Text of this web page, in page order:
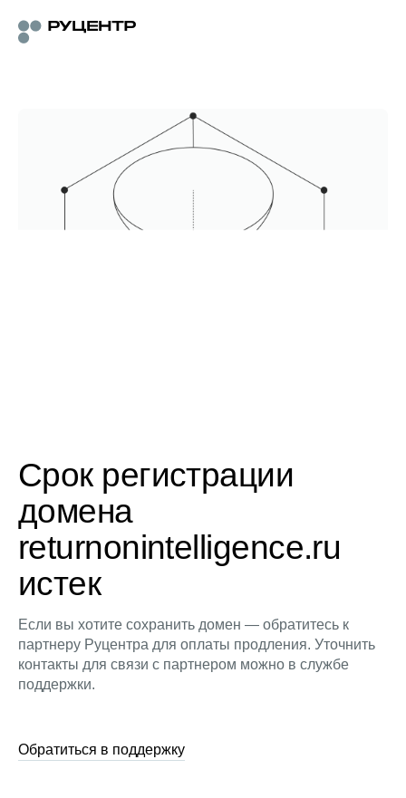
Срок регистрации
домена
returnonintelligence.ru
истек
Если вы хотите сохранить домен — обратитесь к
партнеру Руцентра для оплаты продления. Уточнить
контакты для связи с партнером можно в службе
поддержки.
Обратиться в поддержку